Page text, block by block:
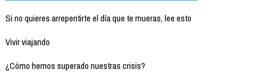
Si no quieres arrepentirte el día que te mueras, lee esto
Vivir viajando
¿Cómo hemos superado nuestras crisis?